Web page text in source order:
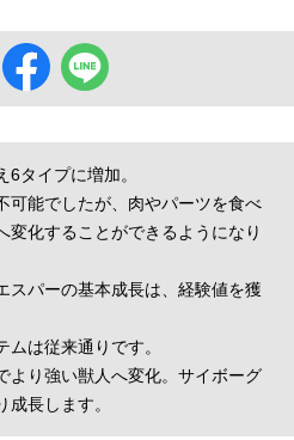
タイプに増加。
可能でしたが、肉やパーツを食べ
変化することができるようになり
スパーの基本成長は、経験値を獲
ムは従来通りです。
より強い獣人へ変化。サイボーグ
長します。